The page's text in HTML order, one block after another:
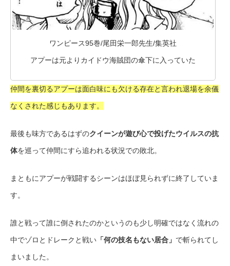
ワンピース95巻/尾田栄一郎先生/集英社
アプーは元よりカイドウ海賊団の傘下に入っていた
仲間を裏切るアプーは面白味にも欠ける存在と言われ退場を余儀
なくされた感じもあります。
最後も味方であるはずのクイーンが遊び心で投げたウイルスの抗
体を巡って仲間にすら追われる状況での敗北。
まともにアプーが戦闘するシーンはほぼ見られずに終了していま
す。
誰と戦って誰に倒されたのかというのも少し明確ではなく流れの
中でゾロとドレークと戦い 「何の技名もない居合」 で斬られてし
まいました。